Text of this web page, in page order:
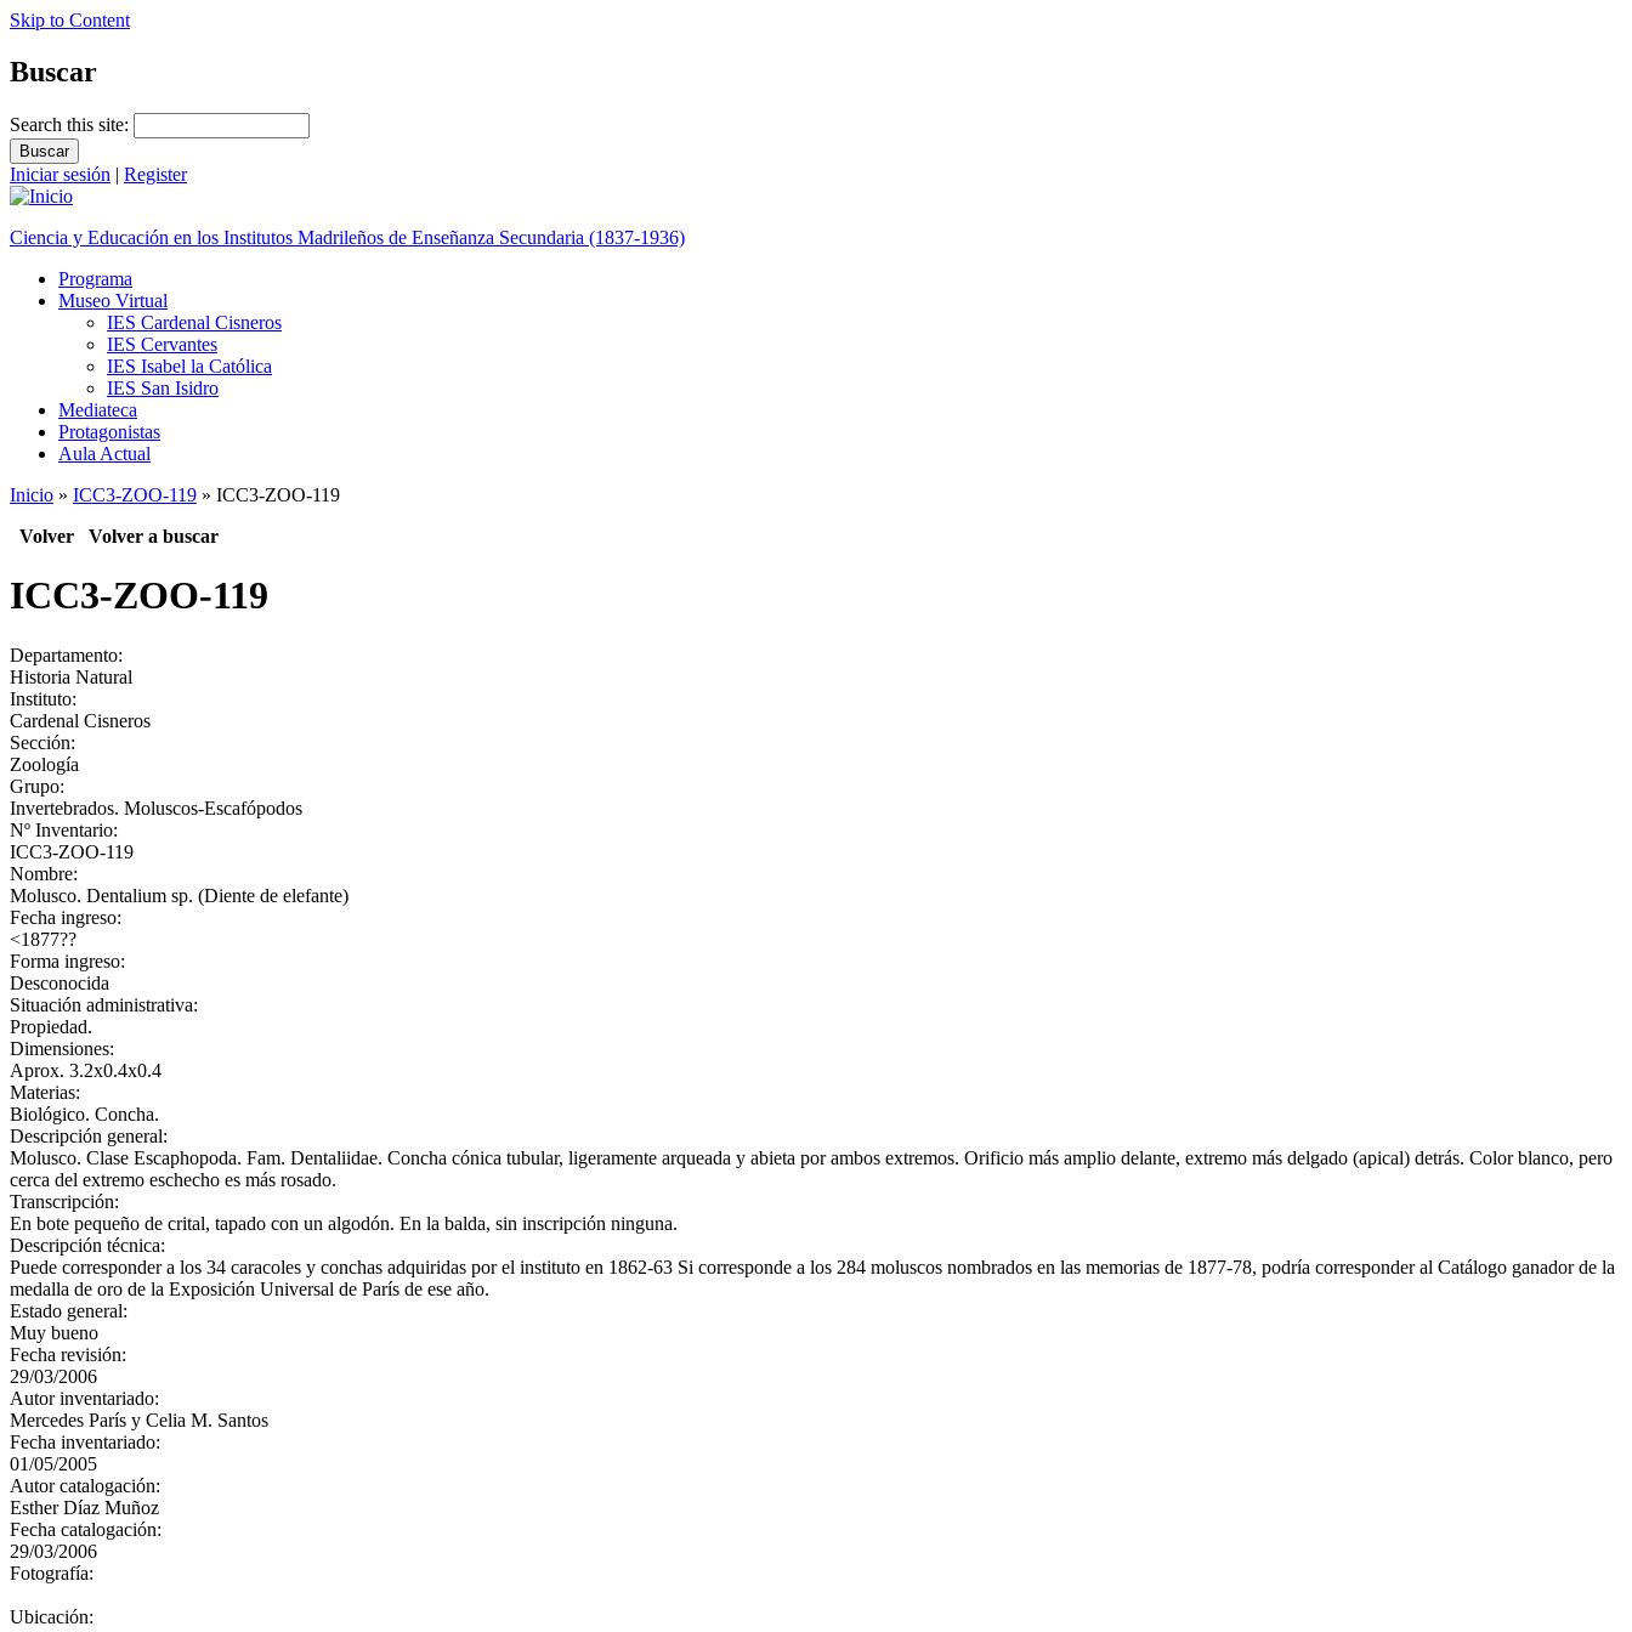
Skip to Content
Buscar
Search this site:
Iniciar sesión | Register
Ciencia y Educación en los Institutos Madrileños de Enseñanza Secundaria (1837-1936)
Programa
Museo Virtual
IES Cardenal Cisneros
IES Cervantes
IES Isabel la Católica
IES San Isidro
Mediateca
Protagonistas
Aula Actual
Inicio » ICC3-ZOO-119 » ICC3-ZOO-119
Volver Volver a buscar
ICC3-ZOO-119
Departamento:
Historia Natural
Instituto:
Cardenal Cisneros
Sección:
Zoología
Grupo:
Invertebrados. Moluscos-Escafópodos
Nº Inventario:
ICC3-ZOO-119
Nombre:
Molusco. Dentalium sp. (Diente de elefante)
Fecha ingreso:
<1877??
Forma ingreso:
Desconocida
Situación administrativa:
Propiedad.
Dimensiones:
Aprox. 3.2x0.4x0.4
Materias:
Biológico. Concha.
Descripción general:
Molusco. Clase Escaphopoda. Fam. Dentaliidae. Concha cónica tubular, ligeramente arqueada y abieta por ambos extremos. Orificio más amplio delante, extremo más delgado (apical) detrás. Color blanco, pero
cerca del extremo eschecho es más rosado.
Transcripción:
En bote pequeño de crital, tapado con un algodón. En la balda, sin inscripción ninguna.
Descripción técnica:
Puede corresponder a los 34 caracoles y conchas adquiridas por el instituto en 1862-63 Si corresponde a los 284 moluscos nombrados en las memorias de 1877-78, podría corresponder al Catálogo ganador de la
medalla de oro de la Exposición Universal de París de ese año.
Estado general:
Muy bueno
Fecha revisión:
29/03/2006
Autor inventariado:
Mercedes París y Celia M. Santos
Fecha inventariado:
01/05/2005
Autor catalogación:
Esther Díaz Muñoz
Fecha catalogación:
29/03/2006
Fotografía:
Ubicación: